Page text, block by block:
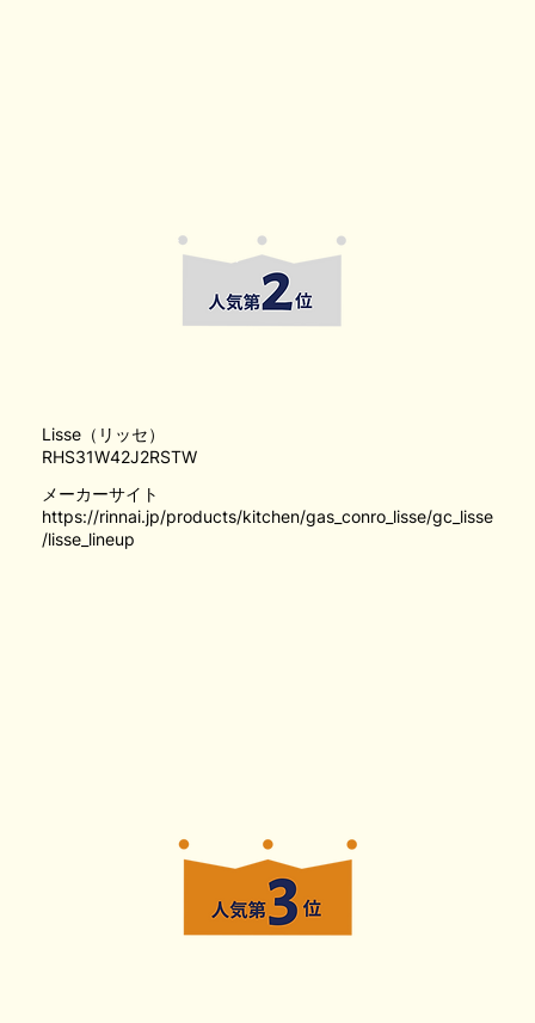
メーカーサイト
https://rinnai.jp/products/kitchen/gas_conro_lisse/gc_lisse
/lisse_lineup
Lisse（リッセ）
RHS31W42J2RSTW